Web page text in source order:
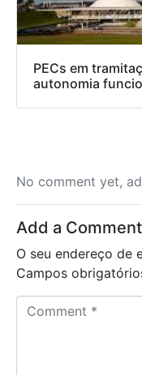
PECs em
autonomia
No comment yet,
Add a Comment
O seu endereço de
Campos